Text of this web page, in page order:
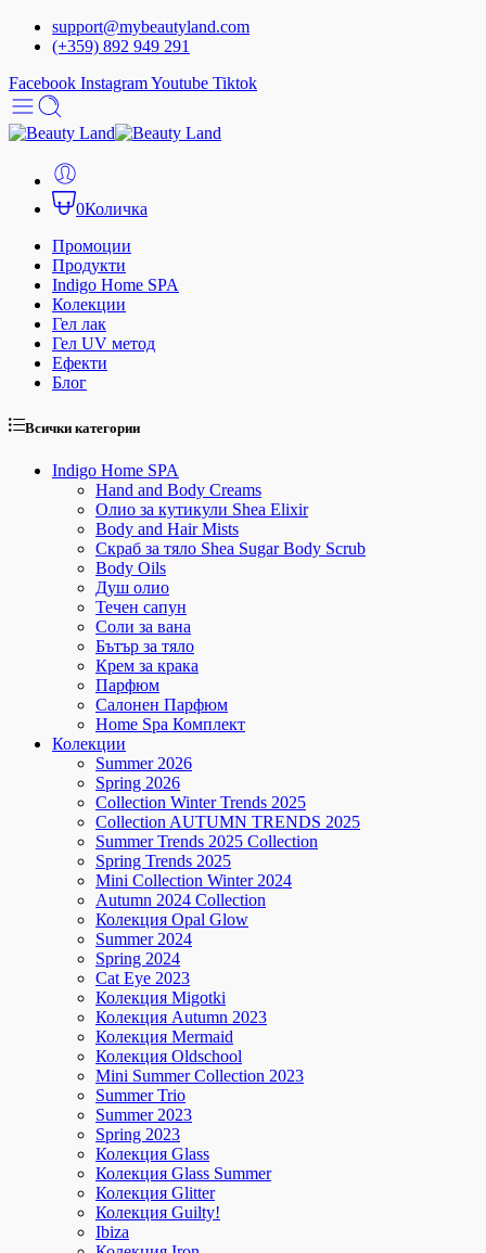
support@mybeautyland.com
(+359) 892 949 291
Facebook InstagramYoutube Tiktok
0Количка
Промоции
Продукти
Indigo Home SPA
Колекции
Гел лак
Гел UV метод
Ефекти
Блог
Всички категории
Indigo Home SPA
Hand and Body Creams
Олио за кутикули Shea Elixir
Body and Hair Mists
Скраб за тяло Shea Sugar Body Scrub
Body Oils
Душ олио
Течен сапун
Соли за вана
Бътър за тяло
Крем за крака
Парфюм
Салонен Парфюм
Home Spa Комплект
Колекции
Summer 2026
Spring 2026
Collection Winter Trends 2025
Collection AUTUMN TRENDS 2025
Summer Trends 2025 Collection
Spring Trends 2025
Mini Collection Winter 2024
Autumn 2024 Collection
Колекция Opal Glow
Summer 2024
Spring 2024
Cat Eye 2023
Колекция Migotki
Колекция Autumn 2023
Колекция Mermaid
Колекция Oldschool
Mini Summer Collection 2023
Summer Trio
Summer 2023
Spring 2023
Колекция Glass
Колекция Glass Summer
Колекция Glitter
Колекция Guilty!
Ibiza